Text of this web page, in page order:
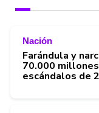
Nación
Farándula y
70.000
escándalos de